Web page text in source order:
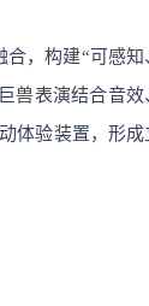
合，构建“可感知
兽表演结合音效
体验装置，形成